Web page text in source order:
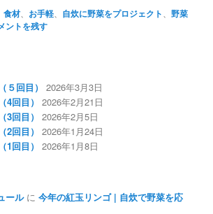
食材、 お手軽 自炊に野菜をプロジェクト 、野菜
ントを残す
５回目）
2026年3月3日
4回目）
2026年2月21日
3回目）
2026年2月5日
2回目）
2026年1月24日
1回目）
2026年1月8日
ールに今年の紅玉リンゴ | 自炊で野菜を応